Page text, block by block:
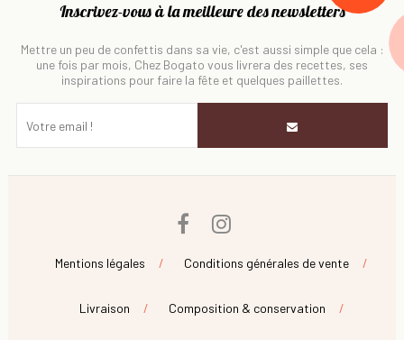
Inscrivez-vous à la meilleure des newsletters
Mettre un peu de confettis dans sa vie, c'est aussi simple que cela :
une fois par mois, Chez Bogato vous livrera des recettes, ses
inspirations pour faire la fête et quelques paillettes.
Facebook
Mentions légales Conditions générales de vente
Livraison Composition & conservation